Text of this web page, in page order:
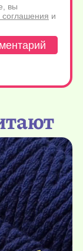
вы
соглашения и